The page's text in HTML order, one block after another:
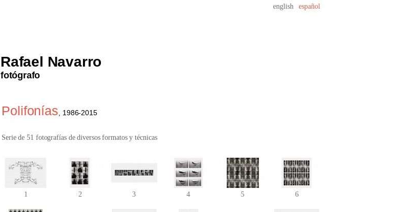
español
english
Rafael Navarro
fotógrafo
Polifonías , 1986-2015
Serie de 51 fotografías de diversos formatos y técnicas
1 2 3 4 5 6